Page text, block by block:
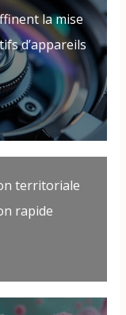
la mise
d’appareils
territoriale
rapide